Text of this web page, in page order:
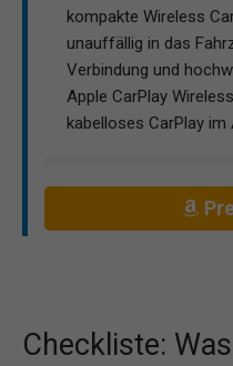
kompakte Wireless
unauffällig in das
Verbindung und
Apple CarPlay
kabelloses CarPlay im
Checkliste: